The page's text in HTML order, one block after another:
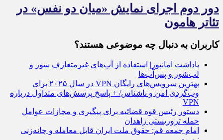
دور دوم اجرای نمایش «میان دو نفس» در
تئاتر هامون
کاربران به دنبال چه موضوعی هستند؟
یاداشت امانپور| استفاده از آب‌های غیرمتعارف شور و
لب‌شور و پس‌آب‌ها
بهترین سرویس‌های رایگان VPN در سال ۲۰۲۵ برای
وب‌گردی امن و ناشناس/ + پاسخ پرسش‌های متداول درباره
VPN
دستور رئیس قوه قضائیه برای پیگیری و مجازات عوامل
حمله تروریستی زاهدان
امام جمعه قم: حقوق ملت ایران قابل معامله و چانه‌زنی